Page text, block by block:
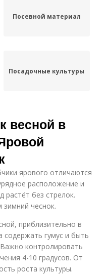
Посевной материал
Посадочные культуры
весной в
ярового отличаются
расположение и
растёт без стрелок.
зимний чеснок.
приблизительно в
содержать гумус и быть
контролировать
4-10 градусов. От
роста культуры.